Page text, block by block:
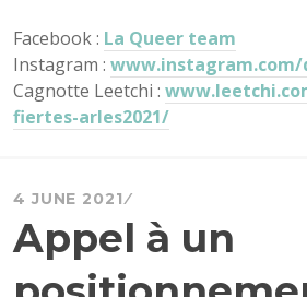
Facebook : La Queer team
Instagram :
Cagnotte Leetchi :
fiertes-arles2021/
4 JUNE 2021
Appel à un